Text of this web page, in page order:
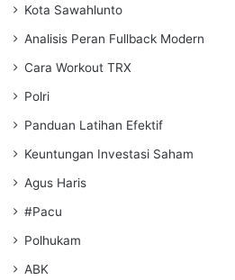
Kota Sawahlunto
Analisis Peran Fullback Modern
Cara Workout TRX
Polri
Panduan Latihan Efektif
Keuntungan Investasi Saham
Agus Haris
#Pacu
Polhukam
ABK